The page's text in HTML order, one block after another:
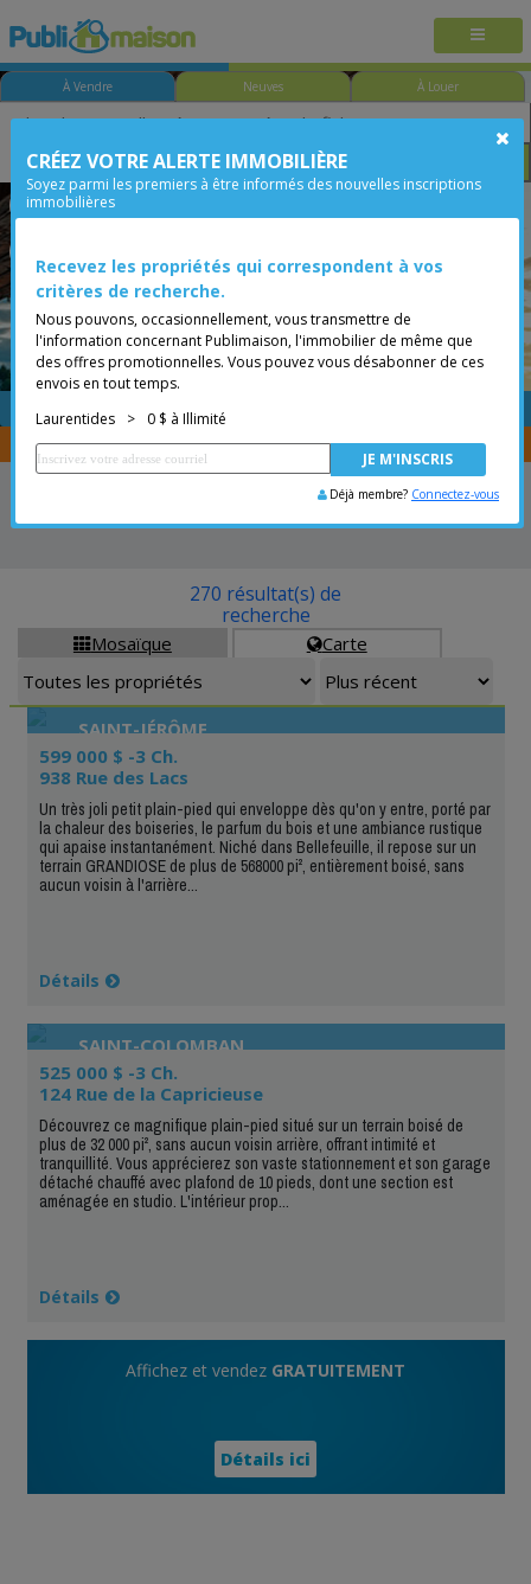
À Vendre Neuves À Louer
Chambre Prix
Rivière-Rouge (L'Annonciation)
Placer une annonce
Vous êtes courtier, transférer vos propriétés avecCENTRIS
Mosaïque Carte
270 résultat(s) de
recherche
SAINT-JÉRÔME
599 000 $ -3 Ch.
938 Rue des Lacs
Un très joli petit plain-pied qui enveloppe dès qu'on y entre, porté par
la chaleur des boiseries, le parfum du bois et une ambiance rustique
qui apaise instantanément. Niché dans Bellefeuille, il repose sur un
terrain GRANDIOSE de plus de 568000 pi², entièrement boisé, sans
aucun voisin à l'arrière...
Détails
SAINT-COLOMBAN
525 000 $ -3 Ch.
124 Rue de la Capricieuse
Découvrez ce magnifique plain-pied situé sur un terrain boisé de
plus de 32 000 pi², sans aucun voisin arrière, offrant intimité et
tranquillité. Vous apprécierez son vaste stationnement et son garage
détaché chauffé avec plafond de 10 pieds, dont une section est
aménagée en studio. L'intérieur prop...
Détails
Affichez et vendez GRATUITEMENT
Détails ici
CRÉEZ VOTRE ALERTE IMMOBILIÈRE
Soyez parmi les premiers à être informés des nouvelles inscriptions
immobilières
Recevez les propriétés qui correspondent à vos
critères de recherche.
Nous pouvons, occasionnellement, vous transmettre de
l'information concernant Publimaison, l'immobilier de même que
des offres promotionnelles. Vous pouvez vous désabonner de ces
envois en tout temps.
Laurentides
> 0 $ à Illimité
Déjà membre? Connectez-vous